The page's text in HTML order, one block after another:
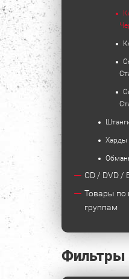
Харды
CD / DVD /
Товары
группам
Фильтры